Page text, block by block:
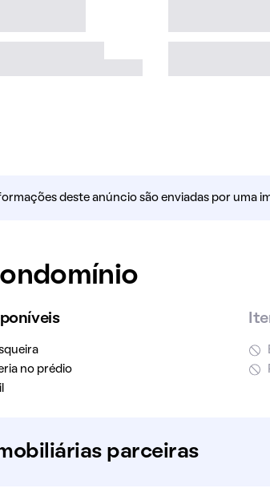
deste anúncio são enviadas por uma
no prédio
parceiras